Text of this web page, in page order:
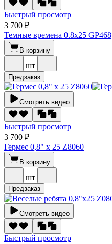
Быстрый просмотр
3 700 ₽
Темные времена 0.8х25 GP468
В корзину
шт
Предзаказ
Смотреть видео
Быстрый просмотр
3 700 ₽
Гермес 0,8" х 25 Z8060
В корзину
шт
Предзаказ
Смотреть видео
Быстрый просмотр